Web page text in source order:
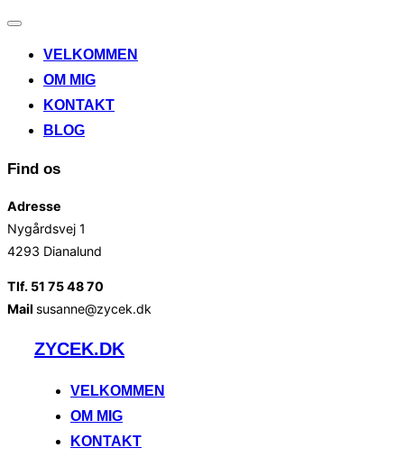
Slå
til/fraVELKOMMEN
OM MIG
KONTAKT
BLOG
Find os
Adresse
Nygårdsvej 1
4293 Dianalund
Tlf. 51 75 48 70
Mail susanne@zycek.dk
VidereZYCEK.DK
VELKOMMEN
OM MIG
KONTAKT